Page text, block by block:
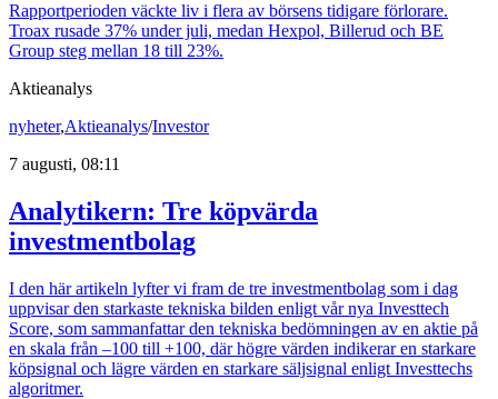
Rapportperioden väckte liv i flera av börsens tidigare förlorare.
Troax rusade 37% under juli, medan Hexpol, Billerud och BE
Group steg mellan 18 till 23%.
Aktieanalys
nyheter,Aktieanalys/Investor
7 augusti, 08:11
Analytikern: Tre köpvärda
investmentbolag
I den här artikeln lyfter vi fram de tre investmentbolag som i dag
uppvisar den starkaste tekniska bilden enligt vår nya Investtech
Score, som sammanfattar den tekniska bedömningen av en aktie på
en skala från –100 till +100, där högre värden indikerar en starkare
köpsignal och lägre värden en starkare säljsignal enligt Investtechs
algoritmer.